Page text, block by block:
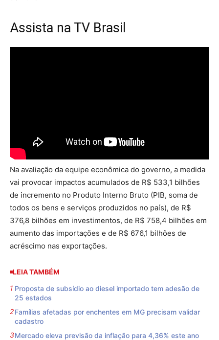
Assista na TV Brasil
Na avaliação da equipe econômica do governo, a medida
vai provocar impactos acumulados de R$ 533,1 bilhões
de incremento no Produto Interno Bruto (PIB, soma de
todos os bens e serviços produzidos no país), de R$
376,8 bilhões em investimentos, de R$ 758,4 bilhões em
aumento das importações e de R$ 676,1 bilhões de
acréscimo nas exportações.
LEIA TAMBÉM
Proposta de subsídio ao diesel importado tem adesão de
25 estados
Famílias afetadas por enchentes em MG precisam validar
cadastro
Mercado eleva previsão da inflação para 4,36% este ano